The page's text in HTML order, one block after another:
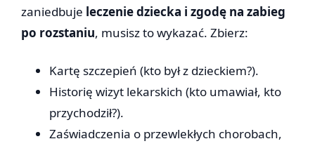
zaniedbuje leczenie dziecka i zgodę na zabieg
po rozstaniu, musisz to wykazać. Zbierz:
Kartę szczepień (kto był z dzieckiem?).
Historię wizyt lekarskich (kto umawiał, kto
przychodził?).
Zaświadczenia o przewlekłych chorobach,